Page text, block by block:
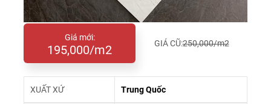
Giá mới:
195,000/m2 GIÁ CŨ:250,000/m2
XUẤT XỨ Trung Quốc